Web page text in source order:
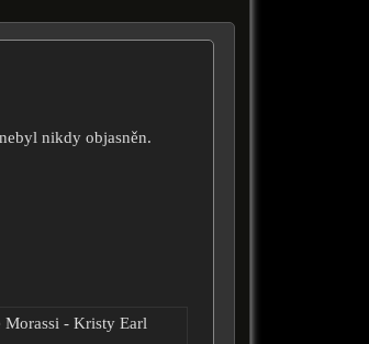
nikdy objasněn.
Morassi - Kristy Earl